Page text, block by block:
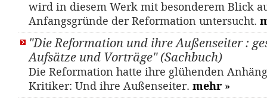
wird in diesem Werk mit besonderem Blick
Anfangsgründe der Reformation untersucht.
"Die Reformation und ihre Außenseiter :
Aufsätze und Vorträge" (Sachbuch)
Die Reformation hatte ihre glühenden
Kritiker: Und ihre Außenseiter. mehr »